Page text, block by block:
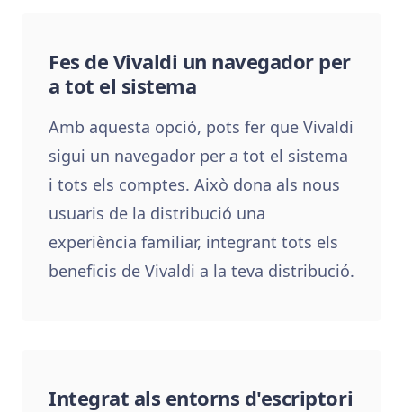
Fes de Vivaldi un navegador per
a tot el sistema
Amb aquesta opció, pots fer que Vivaldi
sigui un navegador per a tot el sistema
i tots els comptes. Això dona als nous
usuaris de la distribució una
experiència familiar, integrant tots els
beneficis de Vivaldi a la teva distribució.
Integrat als entorns d'escriptori